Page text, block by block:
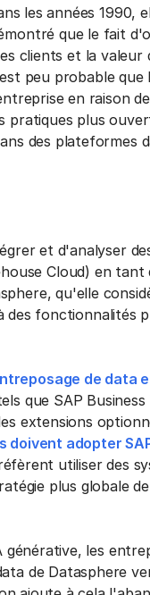
les années 1990,
que le fait
clients et la valeur
peu probable que
en raison
pratiques plus
des plateformes
et d'analyser
Cloud) en
qu'elle
fonctionnalités
de data
que SAP
extensions
adopter SAP
utiliser des
plus globale
les
de Datasphere